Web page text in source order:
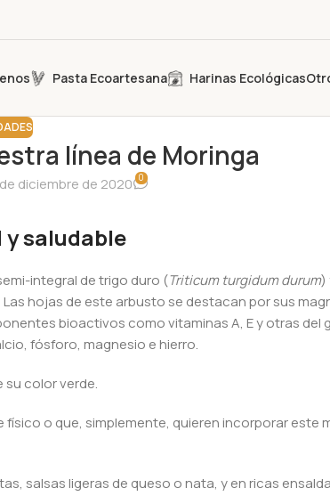
Pasta Ecoartesana Harinas Ecológicas
línea de Moringa
de diciembre de 2020 0
saludable
integral de trigo duro (Triticum turgidum durum)
hojas de este arbusto se destacan por sus
bioactivos como vitaminas A, E y otras del
fósforo, magnesio e hierro.
color verde.
o que, simplemente, quieren incorporar este
salsas ligeras de queso o nata, y en ricas